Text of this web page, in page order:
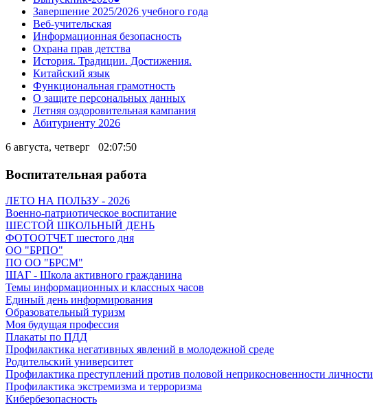
Завершение 2025/2026 учебного года
Веб-учительская
Информационная безопасность
Охрана прав детства
История. Традиции. Достижения.
Китайский язык
Функциональная грамотность
О защите персональных данных
Летняя оздоровительная кампания
Абитуриенту 2026
6 августа, четверг 02:07:51
Воспитательная работа
ЛЕТО НА ПОЛЬЗУ - 2026
Военно-патриотическое воспитание
ШЕСТОЙ ШКОЛЬНЫЙ ДЕНЬ
ФОТООТЧЕТ шестого дня
ОО "БРПО"
ПО ОО "БРСМ"
ШАГ - Школа активного гражданина
Темы информационных и классных часов
Единый день информирования
Образовательный туризм
Моя будущая профессия
Плакаты по ПДД
Профилактика негативных явлений в молодежной среде
Родительский университет
Профилактика преступлений против половой неприкосновенности личности
Профилактика экстремизма и терроризма
Кибербезопасность